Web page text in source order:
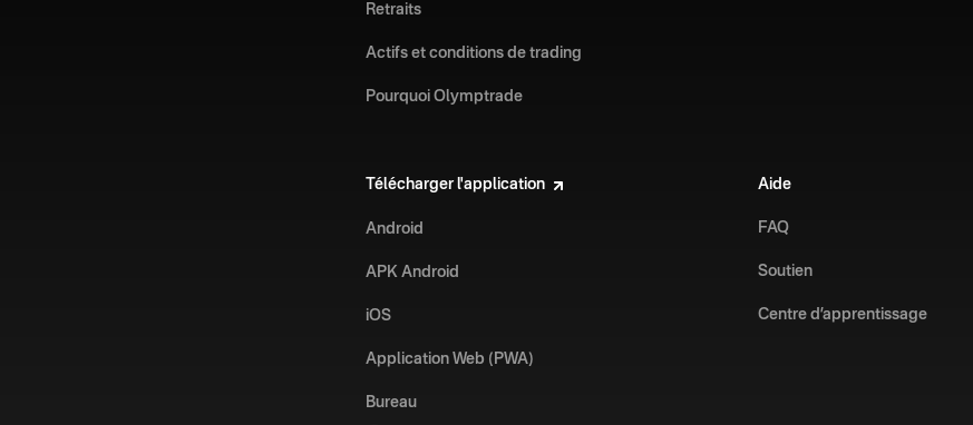
Retraits
Actifs et conditions de trading
Pourquoi Olymptrade
Télécharger l'application
Android
APK Android
iOS
Application Web (PWA)
Bureau
Aide
FAQ
Soutien
Centre d’apprentissage